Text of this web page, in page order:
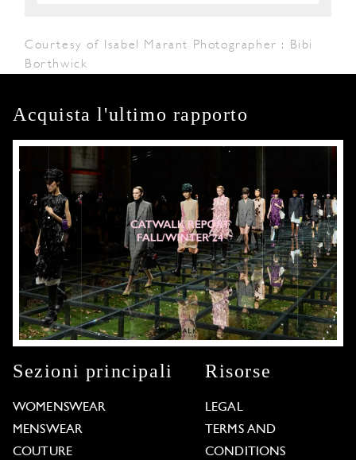
Courtesy of Isabel Marant Photographer : Bibi
Borthwick
Acquista l'ultimo rapporto
Sezioni principali
WOMENSWEAR
MENSWEAR
COUTURE
Risorse
LEGAL
TERMS AND
CONDITIONS